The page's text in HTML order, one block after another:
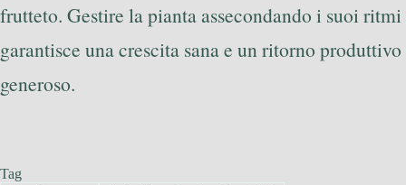
frutteto. Gestire la pianta assecondando i suoi ritmi
garantisce una crescita sana e un ritorno produttivo
generoso.
Tag